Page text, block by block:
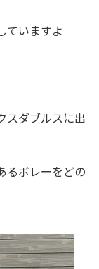
ていますよ
スダブルスに出
るボレーをどの